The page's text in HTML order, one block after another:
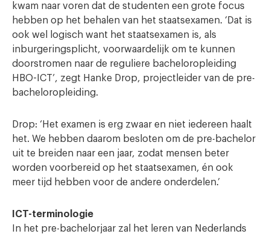
kwam naar voren dat de studenten een grote focus
hebben op het behalen van het staatsexamen. ‘Dat is
ook wel logisch want het staatsexamen is, als
inburgeringsplicht, voorwaardelijk om te kunnen
doorstromen naar de reguliere bacheloropleiding
HBO-ICT’, zegt Hanke Drop, projectleider van de pre-
bacheloropleiding.
Drop: ‘Het examen is erg zwaar en niet iedereen haalt
het. We hebben daarom besloten om de pre-bachelor
uit te breiden naar een jaar, zodat mensen beter
worden voorbereid op het staatsexamen, én ook
meer tijd hebben voor de andere onderdelen.’
ICT-terminologie
In het pre-bachelorjaar zal het leren van Nederlands